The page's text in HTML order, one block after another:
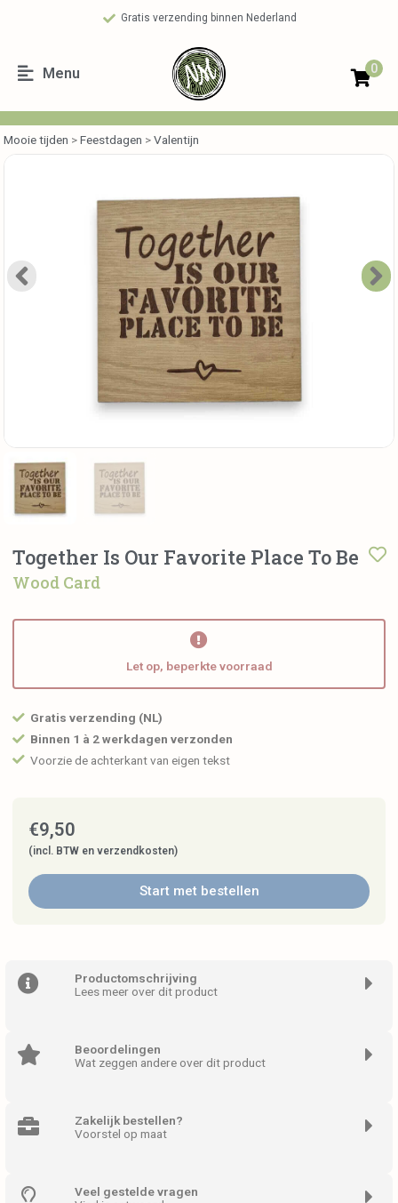
Gratis verzending binnen Nederland
Menu 0
Mooie tijden >Feestdagen >Valentijn
Together Is Our Favorite Place To Be
Wood Card
Let op, beperkte voorraad
Gratis verzending (NL)
Binnen 1 à 2 werkdagen verzonden
Voorzie de achterkant van eigen tekst
€9,50
(incl. BTW en verzendkosten)
Start met bestellen
Productomschrijving
Lees meer over dit product
Beoordelingen
Wat zeggen andere over dit product
Zakelijk bestellen?
Voorstel op maat
Veel gestelde vragen